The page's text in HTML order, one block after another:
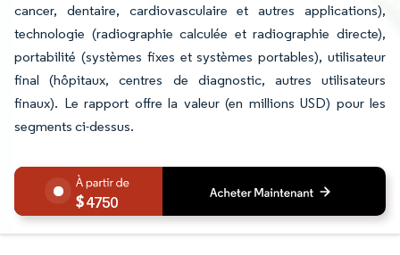
cancer, dentaire, cardiovasculaire et autres applications),
technologie (radiographie calculée et radiographie directe),
portabilité (systèmes fixes et systèmes portables), utilisateur
final (hôpitaux, centres de diagnostic, autres utilisateurs
finaux). Le rapport offre la valeur (en millions USD) pour les
segments ci-dessus.
4750